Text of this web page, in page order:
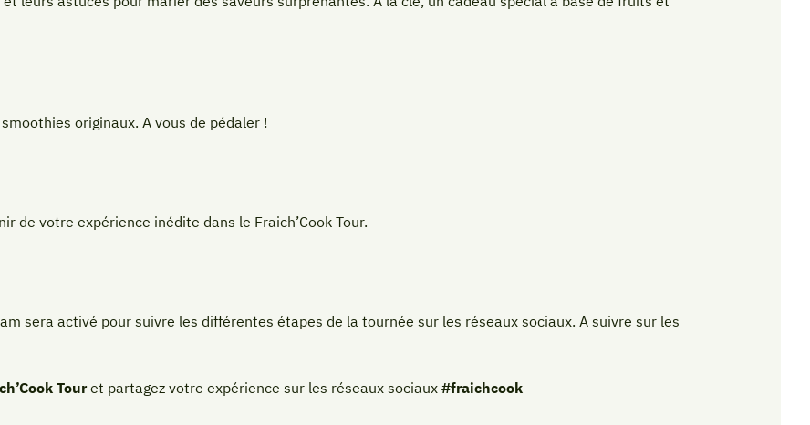
originaux. A vous de pédaler !
de votre expérience inédite dans le Fraich’Cook Tour.
sera activé pour suivre les différentes étapes de la tournée sur les réseaux sociaux. A suivre sur les
Touret partagez votre expérience sur les réseaux sociaux #fraichcook